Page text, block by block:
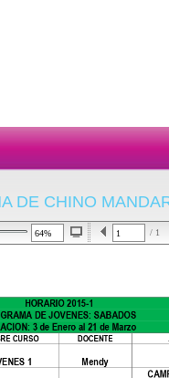
DE CHINO
/ 1